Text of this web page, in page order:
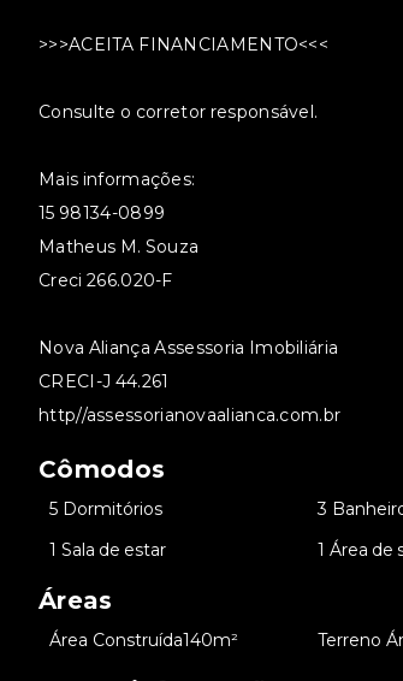
>>>ACEITA FINANCIAMENTO<<<
Consulte o corretor responsável.
Mais informações:
15 98134-0899
Matheus M. Souza
Creci 266.020-F
Nova Aliança Assessoria Imobiliária
CRECI-J 44.261
http//assessorianovaalianca.com.br
Cômodos
5 Dormitórios 3
1 Sala de estar 1 Área de
Áreas
Área Construída140m² Terreno